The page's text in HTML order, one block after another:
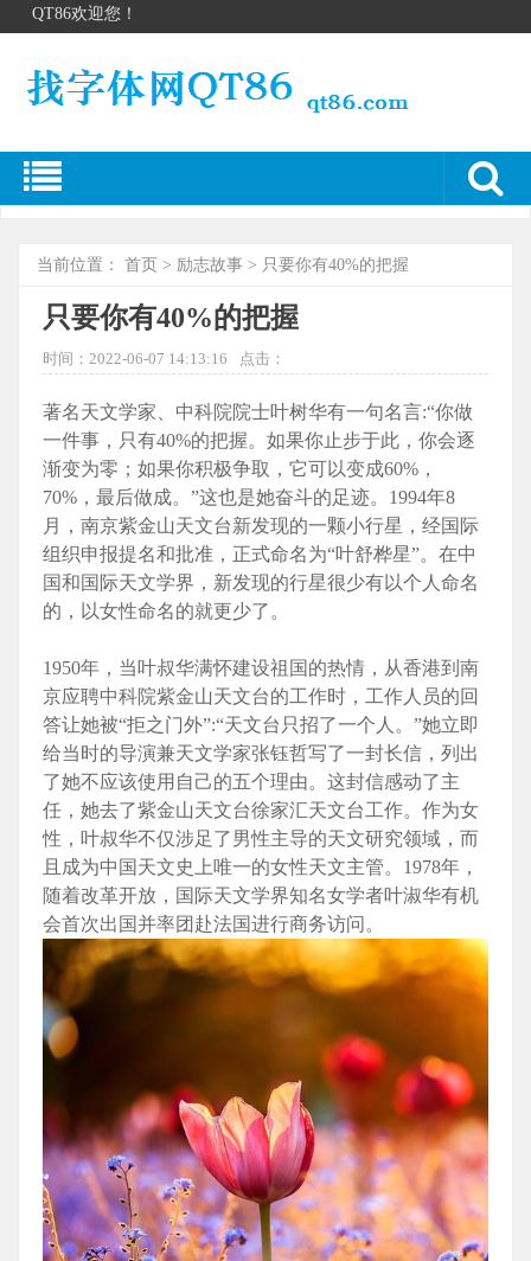
QT86欢迎您！
当前位置： 首页 > 励志故事 > 只要你有40%的把握
只要你有40%的把握
时间：2022-06-07 14:13:16 点击：
著名天文学家、中科院院士叶树华有一句名言:“你做
一件事，只有40%的把握。如果你止步于此，你会逐
渐变为零；如果你积极争取，它可以变成60%，
70%，最后做成。”这也是她奋斗的足迹。1994年8
月，南京紫金山天文台新发现的一颗小行星，经国际
组织申报提名和批准，正式命名为“叶舒桦星”。在中
国和国际天文学界，新发现的行星很少有以个人命名
的，以女性命名的就更少了。
1950年，当叶叔华满怀建设祖国的热情，从香港到南
京应聘中科院紫金山天文台的工作时，工作人员的回
答让她被“拒之门外”:“天文台只招了一个人。”她立即
给当时的导演兼天文学家张钰哲写了一封长信，列出
了她不应该使用自己的五个理由。这封信感动了主
任，她去了紫金山天文台徐家汇天文台工作。作为女
性，叶叔华不仅涉足了男性主导的天文研究领域，而
且成为中国天文史上唯一的女性天文主管。1978年，
随着改革开放，国际天文学界知名女学者叶淑华有机
会首次出国并率团赴法国进行商务访问。